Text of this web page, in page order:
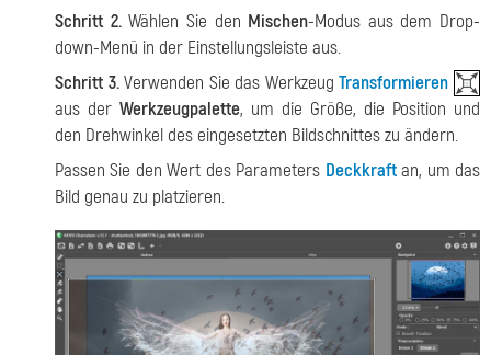
Schritt 2.Wählen Sie den Mischen-Modus aus dem Drop-
down-Menü in der Einstellungsleiste aus.
Schritt 3.Verwenden Sie das WerkzeugTransformieren
aus der Werkzeugpalette, um die Größe, die Position und
den Drehwinkel des eingesetzten Bildschnittes zu ändern.
Passen Sie den Wert des Parameters Deckkraftan, um das
Bild genau zu platzieren.